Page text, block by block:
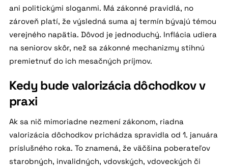
ani politickými sloganmi. Má zákonné pravidlá, no
zároveň platí, že výsledná suma aj termín bývajú témou
verejného napätia. Dôvod je jednoduchý. Inflácia udiera
na seniorov skôr, než sa zákonné mechanizmy stihnú
premietnuť do ich mesačných príjmov.
Kedy bude valorizácia dôchodkov v
praxi
Ak sa nič mimoriadne nezmení zákonom, riadna
valorizácia dôchodkov prichádza spravidla od 1. januára
príslušného roka. To znamená, že väčšina poberateľov
starobných, invalidných, vdovských, vdoveckých či